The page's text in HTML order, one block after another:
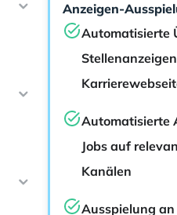
Anzeigen-
Automatisierte
Automatisierte
Jobs auf
Kanälen
Ausspielung